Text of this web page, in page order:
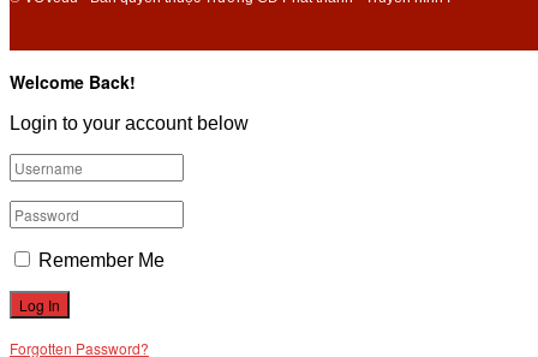
Welcome Back!
Login to your account below
Remember Me
Forgotten Password?